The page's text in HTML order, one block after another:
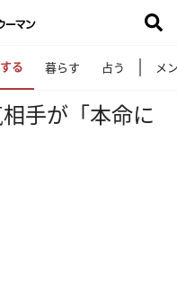
る 暮らす 占う メ
手が「本命に